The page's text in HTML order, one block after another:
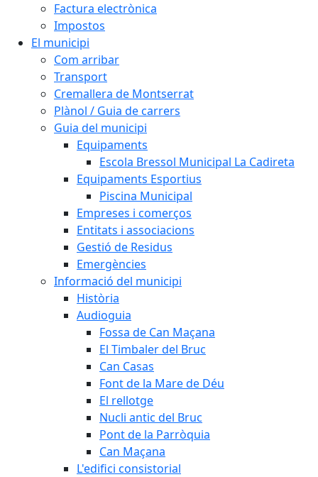
Factura electrònica
Impostos
El municipi
Com arribar
Transport
Cremallera de Montserrat
Plànol / Guia de carrers
Guia del municipi
Equipaments
Escola Bressol Municipal La Cadireta
Equipaments Esportius
Piscina Municipal
Empreses i comerços
Entitats i associacions
Gestió de Residus
Emergències
Informació del municipi
Història
Audioguia
Fossa de Can Maçana
El Timbaler del Bruc
Can Casas
Font de la Mare de Déu
El rellotge
Nucli antic del Bruc
Pont de la Parròquia
Can Maçana
L'edifici consistorial